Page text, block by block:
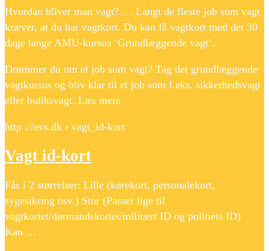
Hvordan bliver man vagt? … Langt de fleste job som vagt
kræver, at du har vagtkort. Du kan få vagtkort med det 30
dage lange AMU-kursus ‘Grundlæggende vagt’.
Drømmer du om et job som vagt? Tag det grundlæggende
vagtkursus og bliv klar til et job som f.eks. sikkerhedsvagt
eller butiksvagt. Læs mere
http ://evs.dk › vagt_id-kort
Vagt id-kort
Fås i 2 størrelser: Lille (kørekort, personalekort,
sygesikring osv.) Stor (Passer lige til
vagtkortet/dørmandskortet/militært ID og politiets ID)
Kan …